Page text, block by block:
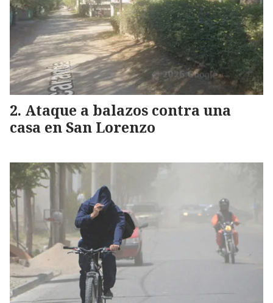
Ataque a balazos contra una
casa en San Lorenzo